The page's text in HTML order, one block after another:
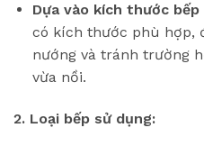
Dựa vào kích thước bếp
có kích thước phù hợp,
nướng và tránh trường
vừa nồi.
2. Loại bếp sử dụng: